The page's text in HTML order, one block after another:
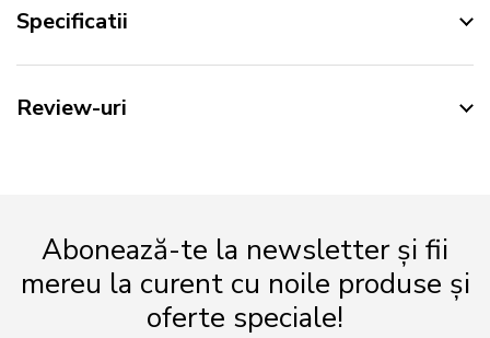
Specificatii
Review-uri
Abonează-te la newsletter și fii
mereu la curent cu noile produse și
oferte speciale!